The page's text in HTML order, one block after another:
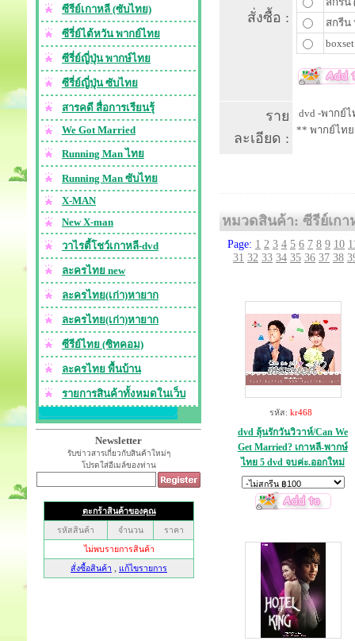
ซีรีย์เกาหลี (ซับไทย)
ซีรี่ย์ไต้หวัน พากย์ไทย
ซีรี่ย์ญี่ปุ่น พากษ์ไทย
ซีรี่ย์ญี่ปุ่น ซับไทย
สารคดี สื่อการเรียนรุ้
We Got Married
Running Man ไทย
Running Man ซับไทย
X-MAN
New X-man
วาไรตี้โชว์เกาหลี-dvd
ละครไทย new
ละครไทย(เก่า)หายาก
ละครไทย(เก่า)หายาก
ซีรีย์ไทย (ซิทคอม)
ละครไทย พื้นบ้าน
รายการสินค้าทั้งหมดในเว็บ
Newsletter
รับข่าวสารเกี่ยวกับสินค้าใหม่ๆ
โปรดใส่อีเมล์ของท่าน
สั่งซื้อ :
สกรีน
ราย
ละเอียด :
dvd -พากย์ไ
** พากย์ไทย
หมวดสินค้า: ซีรีย์เก
Page: 1 2 3 4 5 6 7 8 9 10
31 32 33 34 35 36 37 38
รหัส: kr468
dvd ลุ้นรักวันวิวาห์/Can We
Get Married? เกาหลี-พากษ์
ไทย 5 dvd จบค่ะ.ออกใหม่